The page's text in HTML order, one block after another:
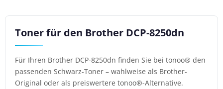
Toner für den Brother DCP-8250dn
Für Ihren Brother DCP-8250dn finden Sie bei tonoo® den
passenden Schwarz-Toner – wahlweise als Brother-
Original oder als preiswertere tonoo®-Alternative.